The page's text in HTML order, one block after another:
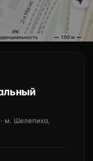
м. Шелепиха,